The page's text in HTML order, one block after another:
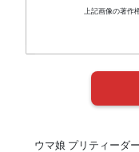
上記画像の著作
ウマ娘 プリティーダ